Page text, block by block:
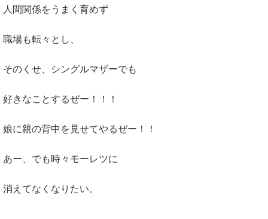
人間関係をうまく育めず
職場も転々とし、
そのくせ、シングルマザーでも
好きなことするぜー！！！
娘に親の背中を見せてやるぜー！！
あー、でも時々モーレツに
消えてなくなりたい。